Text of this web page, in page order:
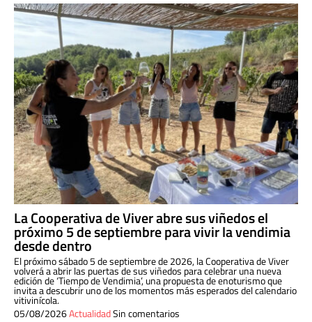
La Cooperativa de Viver abre sus viñedos el
próximo 5 de septiembre para vivir la vendimia
desde dentro
El próximo sábado 5 de septiembre de 2026, la Cooperativa de Viver
volverá a abrir las puertas de sus viñedos para celebrar una nueva
edición de ‘Tiempo de Vendimia’, una propuesta de enoturismo que
invita a descubrir uno de los momentos más esperados del calendario
vitivinícola.
05/08/2026ActualidadSin comentarios